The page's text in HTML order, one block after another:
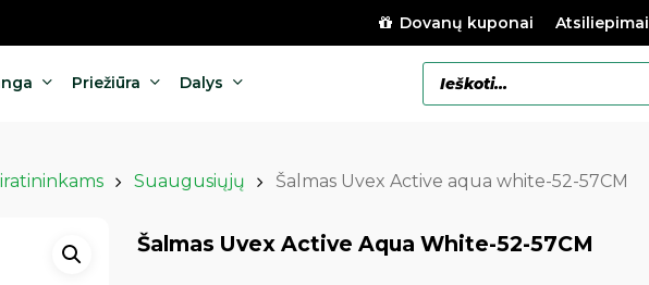
Dovanų kuponai Atsiliepimai
Priežiūra Dalys
Products
search
Suaugusiųjų Šalmas Uvex Active aqua white-52-57CM
Šalmas Uvex Active Aqua White-52-57CM